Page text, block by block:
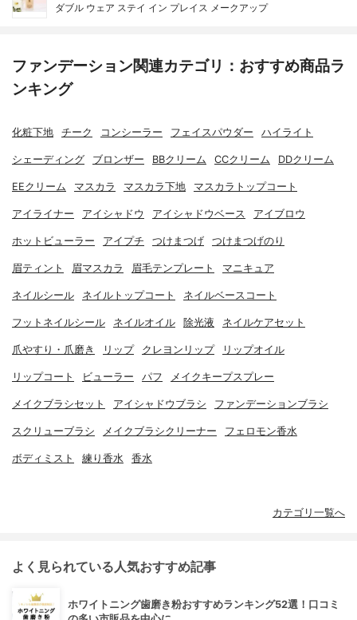
ダブル ウェア ステイ イン プレイス メークアップ
ファンデーション関連カテゴリ：おすすめ商品ラ
ンキング
化粧下地 チーク コンシーラー フェイスパウダー ハイライト
シェーディング ブロンザー BBクリーム CCクリーム DDクリーム
EEクリーム マスカラ マスカラ下地 マスカラトップコート
アイライナー アイシャドウ アイシャドウベース アイブロウ
ホットビューラー アイプチ つけまつげ つけまつげのり
眉ティント 眉マスカラ 眉毛テンプレート マニキュア
ネイルシール ネイルトップコート ネイルベースコート
フットネイルシール ネイルオイル 除光液 ネイルケアセット
爪やすり・爪磨き リップ クレヨンリップ リップオイル
リップコート ビューラー パフ メイクキープスプレー
メイクブラシセット アイシャドウブラシ ファンデーションブラシ
スクリューブラシ メイクブラシクリーナー フェロモン香水
ボディミスト 練り香水 香水
カテゴリ一覧へ
よく見られている人気おすすめ記事
ホワイトニング歯磨き粉おすすめランキング52選！口コミ